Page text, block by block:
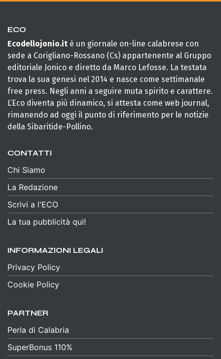
ECO
Ecodellojonio.it è un giornale on-line calabrese con
sede a Corigliano-Rossano (Cs) appartenente al Gruppo
editoriale Jonico e diretto da Marco Lefosse. La testata
trova la sua genesi nel 2014 e nasce come settimanale
free press. Negli anni a seguire muta spirito e carattere.
L’Eco diventa più dinamico, si attesta come web journal,
rimanendo ad oggi il punto di riferimento per le notizie
della Sibaritide-Pollino.
CONTATTI
Chi Siamo
La Redazione
Scrivi a l'ECO
La tua pubblicità qui!
INFORMAZIONI LEGALI
Privacy Policy
Cookie Policy
PARTNER
Perla di Calabria
SuperBonus 110%